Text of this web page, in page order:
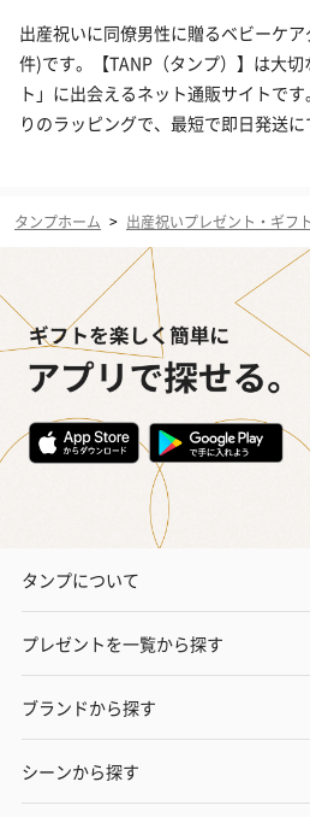
出産祝いに同僚男性に贈るベビーケ
件)です。【TANP（タンプ）】は大
ト」に出会えるネット通販サイトで
りのラッピングで、最短で即日発送に
タンプホーム > 出産祝いプレゼント・ギフト
タンプについて
プレゼントを一覧から探す
ブランドから探す
シーンから探す